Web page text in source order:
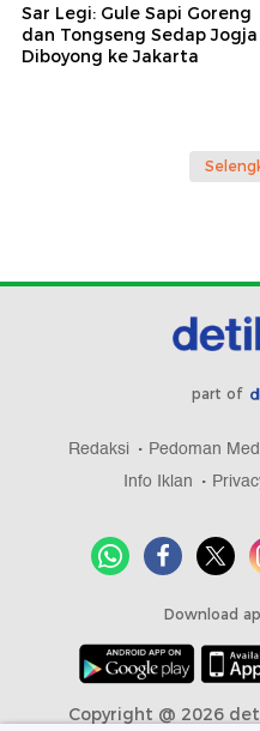
Sar Legi: Gule Sapi Goreng
dan Tongseng Sedap Jogja
Diboyong ke Jakarta
part of
Redaksi Pedoman
Info Iklan
Download
Copyright @ 2026